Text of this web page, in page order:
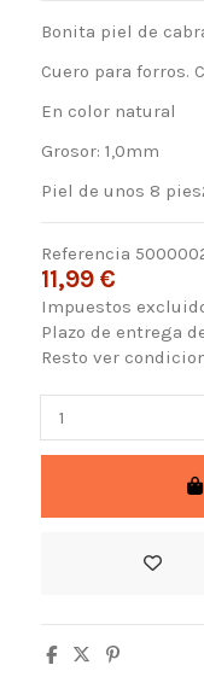
Bonita piel de
Cuero para forros.
En color natural
Grosor: 1,0mm
Piel de unos 8
Referencia
11,99 €
Impuestos
Plazo de entrega
Resto ver